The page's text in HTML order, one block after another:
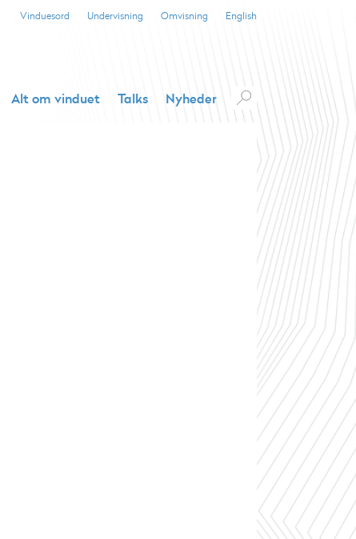
English
Vinduesord Undervisning Omvisning
Alt om vinduet Talks Nyheder